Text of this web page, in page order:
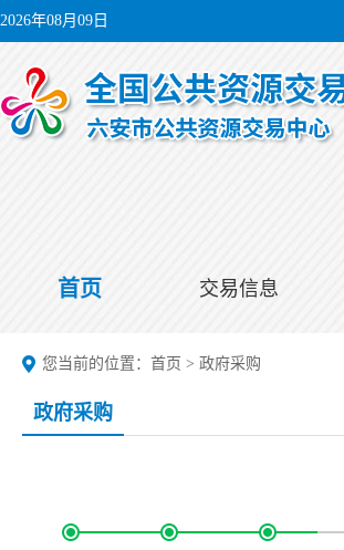
2026年08月09日
首页 交易信息
您当前的位置： 首页 > 政府采购
政府采购